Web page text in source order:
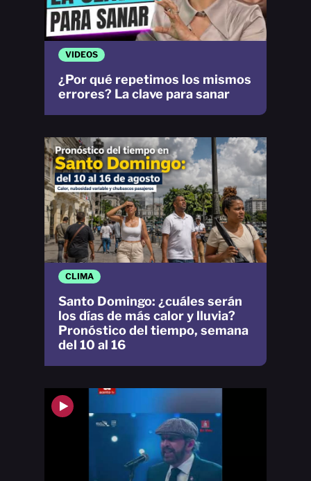
CLIMA
Santo Domingo: ¿cuáles serán
los días de más calor y lluvia?
Pronóstico del tiempo, semana
del 10 al 16
VIDEOS
¿Por qué repetimos los mismos
errores? La clave para sanar